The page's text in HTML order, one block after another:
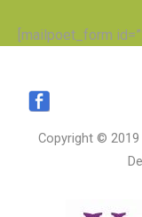
[mailpoet_form
Copyright © 2019